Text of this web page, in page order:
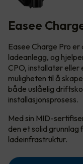
Easee
Easee Charge Pro
ladeanlegg, og
CPO, installatør eller
muligheten til å
både uslåelig
installasjonsprosess.
Med sin MID-
den et solid grunnlag
ladeinfrastruktur.